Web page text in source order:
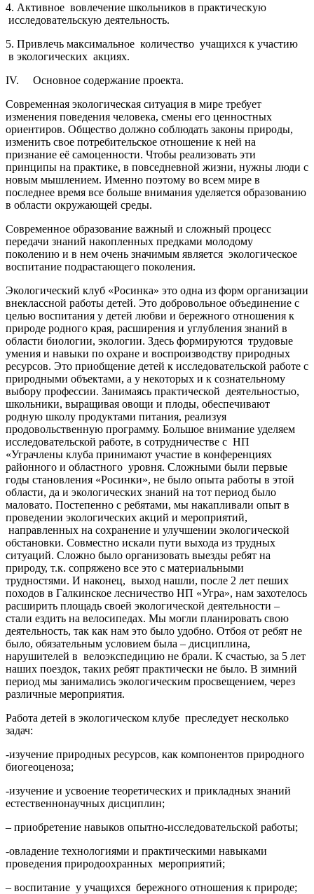
4. Активное вовлечение школьников в практическую
исследовательскую деятельность.
5. Привлечь максимальное количество учащихся к участию
в экологических акциях.
IV. Основное содержание проекта.
Современная экологическая ситуация в мире требует
изменения поведения человека, смены его ценностных
ориентиров. Общество должно соблюдать законы природы,
изменить свое потребительское отношение к ней на
признание её самоценности. Чтобы реализовать эти
принципы на практике, в повседневной жизни, нужны люди с
новым мышлением. Именно поэтому во всем мире в
последнее время все больше внимания уделяется образованию
в области окружающей среды.
Современное образование важный и сложный процесс
передачи знаний накопленных предками молодому
поколению и в нем очень значимым является экологическое
воспитание подрастающего поколения.
Экологический клуб «Росинка» это одна из форм организации
внеклассной работы детей. Это добровольное объединение с
целью воспитания у детей любви и бережного отношения к
природе родного края, расширения и углубления знаний в
области биологии, экологии. Здесь формируются трудовые
умения и навыки по охране и воспроизводству природных
ресурсов. Это приобщение детей к исследовательской работе с
природными объектами, а у некоторых и к сознательному
выбору профессии. Занимаясь практической деятельностью,
школьники, выращивая овощи и плоды, обеспечивают
родную школу продуктами питания, реализуя
продовольственную программу. Большое внимание уделяем
исследовательской работе, в сотрудничестве с НП
«Уграчлены клуба принимают участие в конференциях
районного и областного уровня. Сложными были первые
годы становления «Росинки», не было опыта работы в этой
области, да и экологических знаний на тот период было
маловато. Постепенно с ребятами, мы накапливали опыт в
проведении экологических акций и мероприятий,
направленных на сохранение и улучшении экологической
обстановки. Совместно искали пути выхода из трудных
ситуаций. Сложно было организовать выезды ребят на
природу, т.к. сопряжено все это с материальными
трудностями. И наконец, выход нашли, после 2 лет пеших
походов в Галкинское лесничество НП «Угра», нам захотелось
расширить площадь своей экологической деятельности –
стали ездить на велосипедах. Мы могли планировать свою
деятельность, так как нам это было удобно. Отбоя от ребят не
было, обязательным условием была – дисциплина,
нарушителей в велоэкспедицию не брали. К счастью, за 5 лет
наших поездок, таких ребят практически не было. В зимний
период мы занимались экологическим просвещением, через
различные мероприятия.
Работа детей в экологическом клубе преследует несколько
задач:
-изучение природных ресурсов, как компонентов природного
биогеоценоза;
-изучение и усвоение теоретических и прикладных знаний
естественнонаучных дисциплин;
– приобретение навыков опытно-исследовательской работы;
-овладение технологиями и практическими навыками
проведения природоохранных мероприятий;
– воспитание у учащихся бережного отношения к природе;